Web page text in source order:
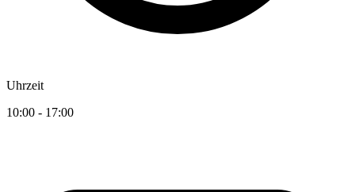
Uhrzeit
10:00 - 17:00